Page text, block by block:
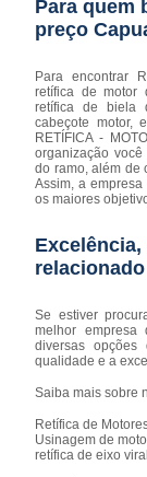
Para quem
preço
Para encontrar
retífica de motor
retífica de biela
cabeçote motor,
RETÍFICA -
organização
do ramo, além de
Assim, a
os maiores
Se estiver
melhor empresa
diversas
qualidade e a
Saiba mais sobre
Retífica de
Usinagem de
retífica de eixo